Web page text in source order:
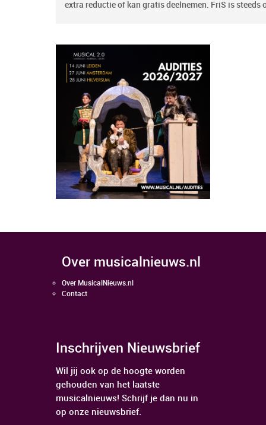
extra reductie of kan gratis deelnemen. FriS is
over musicalnieuws.nl
Over MusicalNieuws.nl
Contact
Inschrijven Nieuwsbrief
Wil jij ook op de hoogte worden
gehouden van het laatste
musicalnieuws! Schrijf je dan nu in
op onze nieuwsbrief.